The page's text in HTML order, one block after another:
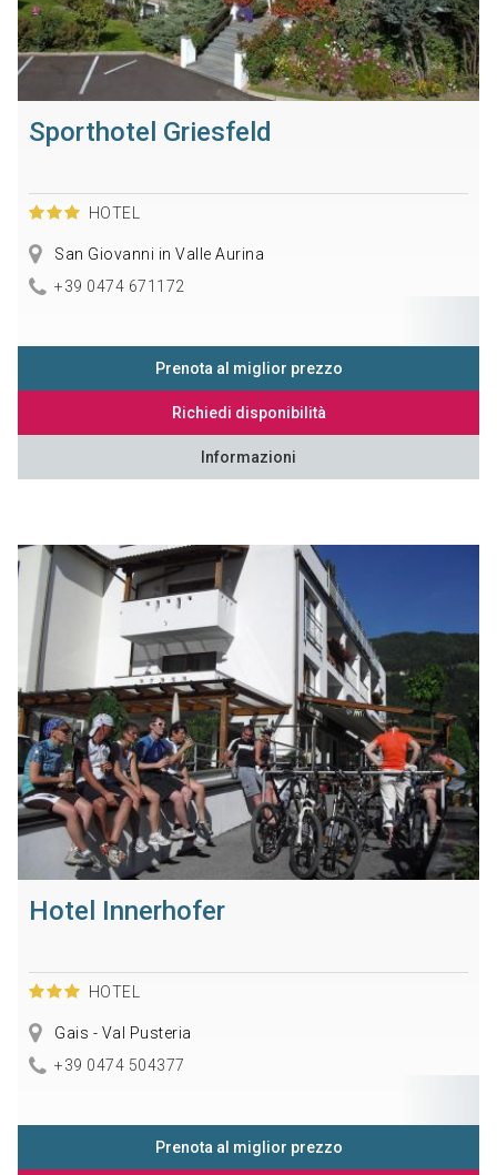
Sporthotel Griesfeld
HOTEL
San Giovanni in Valle Aurina
+39 0474 671172
Prenota al miglior prezzo
Richiedi disponibilità
Informazioni
Hotel Innerhofer
HOTEL
Gais - Val Pusteria
+39 0474 504377
Prenota al miglior prezzo